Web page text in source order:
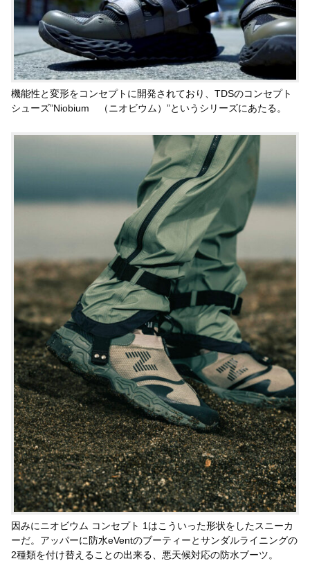
機能性と変形をコンセプトに開発されており、TDSのコンセプト
シューズ”Niobium （ニオビウム）”というシリーズにあたる。
因みにニオビウム コンセプト 1はこういった形状をしたスニーカ
ーだ。アッパーに防水eVentのブーティーとサンダルライニングの
2種類を付け替えることの出来る、悪天候対応の防水ブーツ。